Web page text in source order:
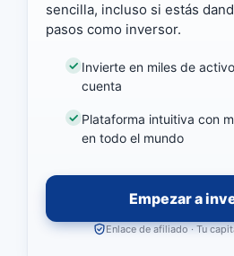
sencilla, incluso si estás
pasos como inversor.
Invierte en miles de
cuenta
Plataforma intuitiva con
en todo el mundo
Empezar a
Enlace de afiliado · Tu